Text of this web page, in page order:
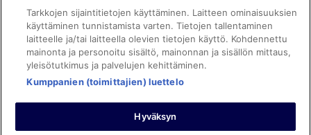
10/10 Loistava
Anne
25.10.2025
Hyvää: Siisteys, henkilökunta ja palvelu, majoituspaikan kunto
ja tilat ja huoneen mukavuus
Kaunis järvinaisema huoneesta. Siisti, remontoitu huone.
Aamiainen monipuolinen ja hyvä. Hotellin edessä ilmainen
kadunvarsiparkkeeraus mahdollisuus. Kävelyetäisyys
torista eli keskustasta.
Tarkkojen sijaintitietojen käyttäminen. Laitteen ominaisuuksien
käyttäminen tunnistamista varten. Tietojen tallentaminen
laitteelle ja/tai laitteella olevien tietojen käyttö. Kohdennettu
mainonta ja personoitu sisältö, mainonnan ja sisällön mittaus,
yleisötutkimus ja palvelujen kehittäminen.
Kumppanien (toimittajien) luettelo
Hyväksyn